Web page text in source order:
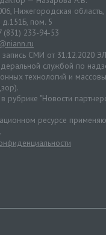
Нижегородская
д.151Б, пом. 5
(831) 233-94-53
запись СМИ от 31.12.2020
службой по
технологий и
рубрике "Новости
ресурсе
.